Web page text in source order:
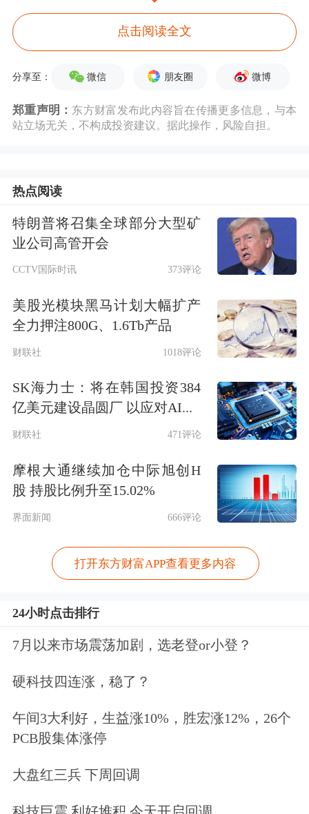
公开资料显示，周磊出生于1978年7
月，工商管理硕士学位。他深耕上海国
理、信托、券商等多个核心金融领域，
兼具
管理与专业运营能力。
他曾任上海国际集团资产管理有限公司
融资安排总部总经理、项目开发副总
监，上海爱建信托投资有限责任公司副
总经理、风控合规负责人、总经理、董
事，上海国有资产经营有限公司副总经
理、总经理、副董事长、董事长，上海
国际集团有限公司投资总监，国泰君安
员会委员等职务。
周磊现任申能（集团）有限公司副总
点击阅读全文
分享至： 微信 朋友圈 微博
郑重声明： 东方财富发布此内容旨在传播更多信息，与本
站立场无关，不构成投资建议。据此操作，风险自担。
热点阅读
特朗普将召集全球部分大型矿
业公司高管开会
CCTV国际时讯 373评论
美股光模块黑马计划大幅扩产
全力押注800G、1.6Tb产品
财联社 1018评论
SK海力士：将在韩国投资384
亿美元建设晶圆厂 以应对AI...
财联社 471评论
摩根大通继续加仓中际旭创H
股 持股比例升至15.02%
界面新闻 666评论
打开东方财富APP查看更多内容
24小时点击排行
7月以来市场震荡加剧，选老登or小登？
硬科技四连涨，稳了？
午间3大利好，生益涨10%，胜宏涨12%，26个
PCB股集体涨停
大盘红三兵 下周回调